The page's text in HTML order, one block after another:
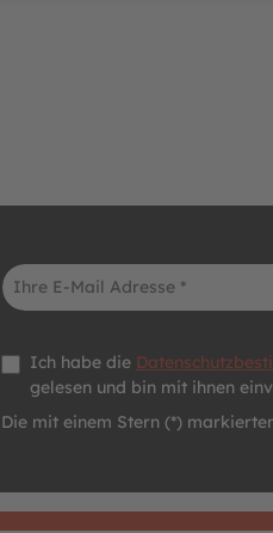
E-Mail-Adresse*
Datenschutz *
Ich habe die
gelesen und bin mit ihnen
Die mit einem Stern (*)